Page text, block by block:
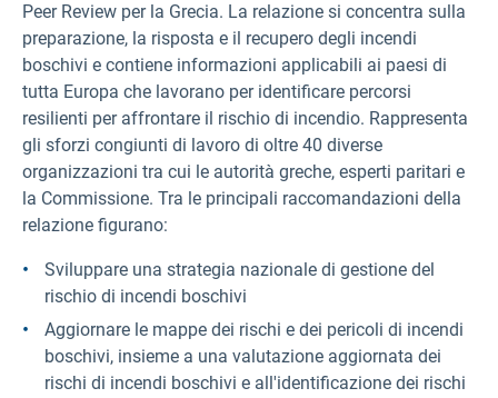
Peer Review per la Grecia. La relazione si concentra sulla
preparazione, la risposta e il recupero degli incendi
boschivi e contiene informazioni applicabili ai paesi di
tutta Europa che lavorano per identificare percorsi
resilienti per affrontare il rischio di incendio. Rappresenta
gli sforzi congiunti di lavoro di oltre 40 diverse
organizzazioni tra cui le autorità greche, esperti paritari e
la Commissione. Tra le principali raccomandazioni della
relazione figurano:
Sviluppare una strategia nazionale di gestione del
rischio di incendi boschivi
Aggiornare le mappe dei rischi e dei pericoli di incendi
boschivi, insieme a una valutazione aggiornata dei
rischi di incendi boschivi e all'identificazione dei rischi